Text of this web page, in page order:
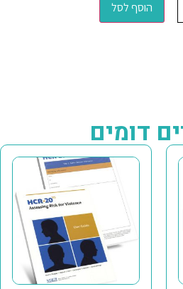
הוסף לסל
דומים